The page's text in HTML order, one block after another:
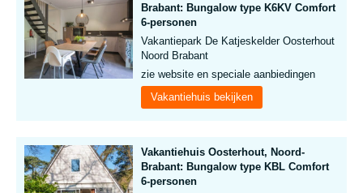
Brabant: Bungalow type K6KV Comfort
6-personen
Vakantiepark De Katjeskelder Oosterhout
Noord Brabant
zie website en speciale aanbiedingen
Vakantiehuis bekijken
Vakantiehuis Oosterhout, Noord-
Brabant: Bungalow type KBL Comfort
6-personen